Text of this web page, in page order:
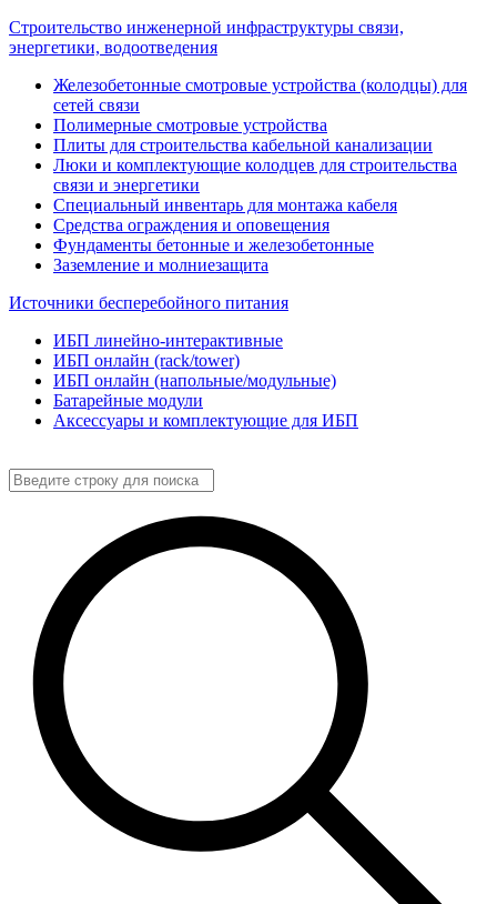
Строительство инженерной инфраструктуры связи,
энергетики, водоотведения
Железобетонные смотровые устройства (колодцы) для
сетей связи
Полимерные смотровые устройства
Плиты для строительства кабельной канализации
Люки и комплектующие колодцев для строительства
связи и энергетики
Специальный инвентарь для монтажа кабеля
Средства ограждения и оповещения
Фундаменты бетонные и железобетонные
Заземление и молниезащита
Источники бесперебойного питания
ИБП линейно-интерактивные
ИБП онлайн (rack/tower)
ИБП онлайн (напольные/модульные)
Батарейные модули
Аксессуары и комплектующие для ИБП